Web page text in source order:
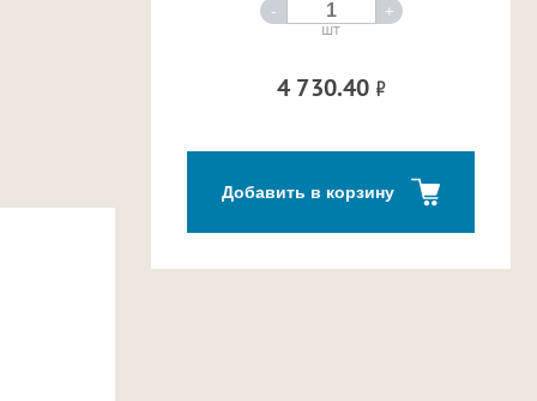
- +
шт
4 730.40
Добавить в корзину